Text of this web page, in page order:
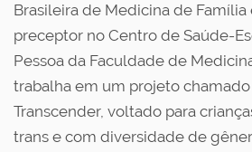
Brasileira de Medicina de
preceptor no Centro de Saúde-
Pessoa da Faculdade de
trabalha em um projeto chamado
Transcender, voltado para
trans e com diversidade de